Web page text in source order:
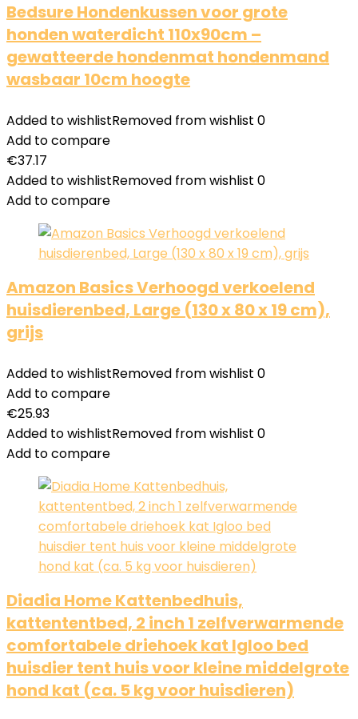
Bedsure Hondenkussen voor grote
honden waterdicht 110x90cm –
gewatteerde hondenmat hondenmand
wasbaar 10cm hoogte
Added to wishlistRemoved from wishlist 0
Add to compare
€37.17
Added to wishlistRemoved from wishlist 0
Add to compare
Amazon Basics Verhoogd verkoelend
huisdierenbed, Large (130 x 80 x 19 cm),
grijs
Added to wishlistRemoved from wishlist 0
Add to compare
€25.93
Added to wishlistRemoved from wishlist 0
Add to compare
Diadia Home Kattenbedhuis,
kattententbed, 2 inch 1 zelfverwarmende
comfortabele driehoek kat Igloo bed
huisdier tent huis voor kleine middelgrote
hond kat (ca. 5 kg voor huisdieren)